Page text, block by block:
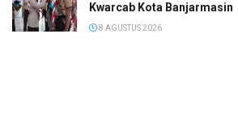
Kwarcab Kota Banjarmasin
8 AGUSTUS 2026